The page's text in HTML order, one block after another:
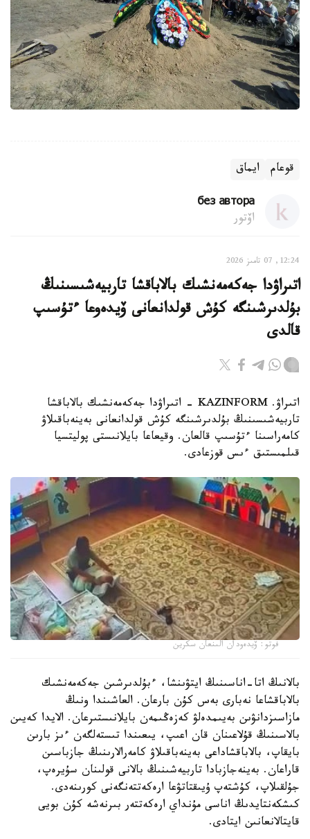
قوعام ايماق
без автора
اۆتور
12:24, 07 تامىز 2026
اتىراۋدا جەكەمەنشىك بالاباقشا تاربيەشىسىنىڭ
بۇلدىرشىنگە كۇش قولدانعانى ۆيدەوعا ءتۇسىپ
قالدى
اتىراۋ. KAZINFORM - اتىراۋدا جەكەمەنشىك بالاباقشا
تاربيەشىسىنىڭ بۇلدىرشىنگە كۇش قولدانعانى بەينەباقىلاۋ
كامەراسىنا ءتۇسىپ قالعان. وقيعاعا بايلانىستى پوليتسيا
قىلمىستىق ءىس قوزعادى.
فوتو: ۆيدەودان الىنعان سكرين
بالانىڭ اتا-اناسىنىڭ ايتۋىنشا، ءبۇلدىرشىن جەكەمەنشىك
بالاباقشاعا نەبارى بەس كۇن بارعان. العاشىندا ونىڭ
مازاسىزدانۋىن بەيىمدەلۋ كەزەڭىمەن بايلانىستىرعان. الايدا كەيىن
بالاسىنىڭ قۇلاعىنان قان اعىپ، يىعىندا تىستەلگەن ءىز بارىن
بايقاپ، بالاباقشاداعى بەينەباقىلاۋ كامەرالارىنىڭ جازباسىن
قاراعان. بەينەجازبادا تاربيەشىنىڭ بالانى قولىنان سۇيرەپ،
جۇلقىلاپ، كۇشتەپ ۇيىقتاتۋعا ارەكەتتەنگەنى كورىنەدى.
كىشكەنتايدىڭ اناسى مۇنداي ارەكەتتەر بىرنەشە كۇن بويى
قايتالانعانىن ايتادى.